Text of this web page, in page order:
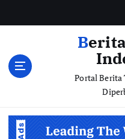
Berita Seputar
Portal Berita